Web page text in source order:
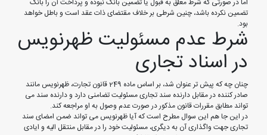
اما در صورتی که شرط معلق به قبول یا تضمین بانک نبوده و پرداخت آن را بانک
تضمین نکرده باشد، چنین شرطی بر خلاف مقتضای ذات عقد است و باطل خواهد
بود.
شرط عدم مسئولیت ظهرنویس
در اسناد تجاری
چنان چه که پیش تر عنوان شد، بر اساس ماده 249 قانون تجارت، ظهرنویس مانند
صادر کننده در مقابل دارنده سند تجاری مسئولیت تضامنی دارد و دارنده سند می
تواند مطابق مقررات قانون مذکور در صورت عدم وصول به او مراجعه کند.
در این جا هم این سوال مطرح است که آیا ظهرنویس می تواند ضمن امضای سند
تجاری جهت واگذاری آن به دیگری، مسئولیت خود را در مقابل منتقل الیه و ایادی